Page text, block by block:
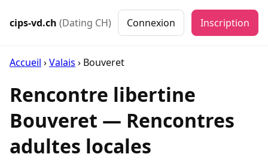
cips-vd.ch (Dating CH) Connexion Inscription
Accueil ›Valais › Bouveret
Rencontre libertine
Bouveret — Rencontres
adultes locales